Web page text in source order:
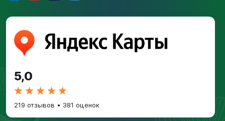
5,0
219 отзывов • 381 оценок